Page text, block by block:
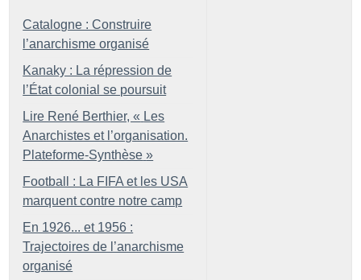
Catalogne : Construire
l’anarchisme organisé
Kanaky : La répression de
l’État colonial se poursuit
Lire René Berthier, « Les
Anarchistes et l’organisation.
Plateforme-Synthèse »
Football : La FIFA et les USA
marquent contre notre camp
En 1926... et 1956 :
Trajectoires de l’anarchisme
organisé